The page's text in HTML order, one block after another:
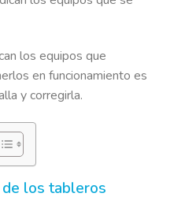
los equipos que
en funcionamiento es
y corregirla.
los tableros